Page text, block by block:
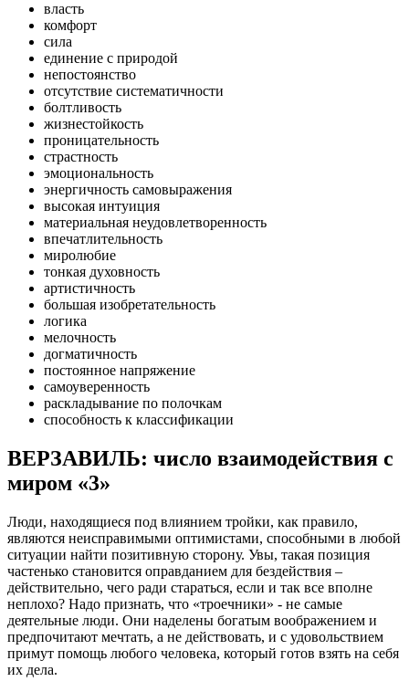
власть
комфорт
сила
единение с природой
непостоянство
отсутствие систематичности
болтливость
жизнестойкость
проницательность
страстность
эмоциональность
энергичность самовыражения
высокая интуиция
материальная неудовлетворенность
впечатлительность
миролюбие
тонкая духовность
артистичность
большая изобретательность
логика
мелочность
догматичность
постоянное напряжение
самоуверенность
раскладывание по полочкам
способность к классификации
ВЕРЗАВИЛЬ: число взаимодействия с
миром «3»
Люди, находящиеся под влиянием тройки, как правило,
являются неисправимыми оптимистами, способными в любой
ситуации найти позитивную сторону. Увы, такая позиция
частенько становится оправданием для бездействия –
действительно, чего ради стараться, если и так все вполне
неплохо? Надо признать, что «троечники» - не самые
деятельные люди. Они наделены богатым воображением и
предпочитают мечтать, а не действовать, и с удовольствием
примут помощь любого человека, который готов взять на себя
их дела.